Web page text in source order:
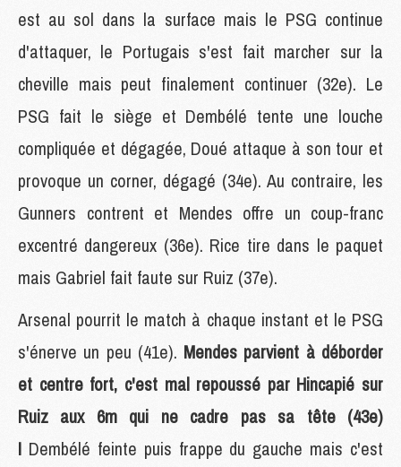
est au sol dans la surface mais le PSG continue
d'attaquer, le Portugais s'est fait marcher sur la
cheville mais peut finalement continuer (32e). Le
PSG fait le siège et Dembélé tente une louche
compliquée et dégagée, Doué attaque à son tour et
provoque un corner, dégagé (34e). Au contraire, les
Gunners contrent et Mendes offre un coup-franc
excentré dangereux (36e). Rice tire dans le paquet
mais Gabriel fait faute sur Ruiz (37e).
Arsenal pourrit le match à chaque instant et le PSG
s'énerve un peu (41e). Mendes parvient à déborder
et centre fort, c'est mal repoussé par Hincapié sur
Ruiz aux 6m qui ne cadre pas sa tête (43e)
! Dembélé feinte puis frappe du gauche mais c'est